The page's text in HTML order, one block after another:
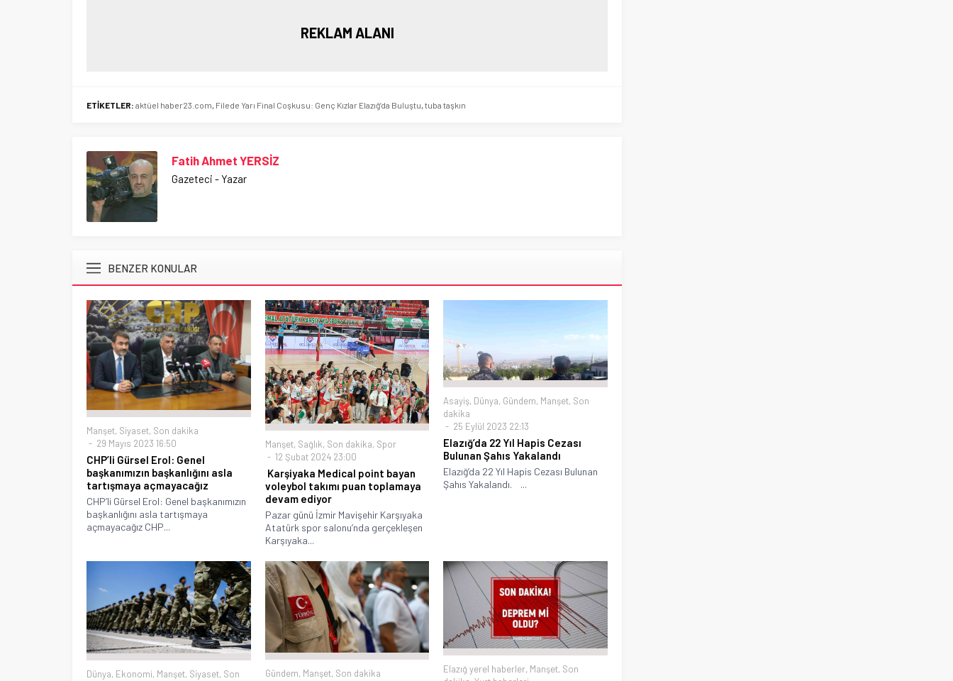
REKLAM ALANI
ETİKETLER: aktüel haber23.com, Filede Yarı Final Coşkusu: Genç Kızlar Elazığ’da Buluştu, tuba taşkın
Fatih Ahmet YERSİZ
Gazeteci - Yazar
BENZER KONULAR
Manşet, Siyaset, Son dakika
29 Mayıs 2023 16:50
CHP’li Gürsel Erol: Genel
başkanımızın başkanlığını asla
tartışmaya açmayacağız
CHP’li Gürsel Erol: Genel başkanımızın
başkanlığını asla tartışmaya
açmayacağız CHP...
Manşet, Sağlık, Son dakika, Spor
12 Şubat 2024 23:00
Karşiyaka Medical point bayan
voleybol takımı puan toplamaya
devam ediyor
Pazar günü İzmir Mavişehir Karşıyaka
Atatürk spor salonu’nda gerçekleşen
Karşıyaka...
Asayiş, Dünya, Gündem, Manşet, Son
dakika
25 Eylül 2023 22:13
Elazığ’da 22 Yıl Hapis Cezası
Bulunan Şahıs Yakalandı
Elazığ’da 22 Yıl Hapis Cezası Bulunan
Şahıs Yakalandı. ...
Dünya, Ekonomi, Manşet, Siyaset, Son Gündem, Manşet, Son dakika
Elazığ yerel haberler, Manşet, Son